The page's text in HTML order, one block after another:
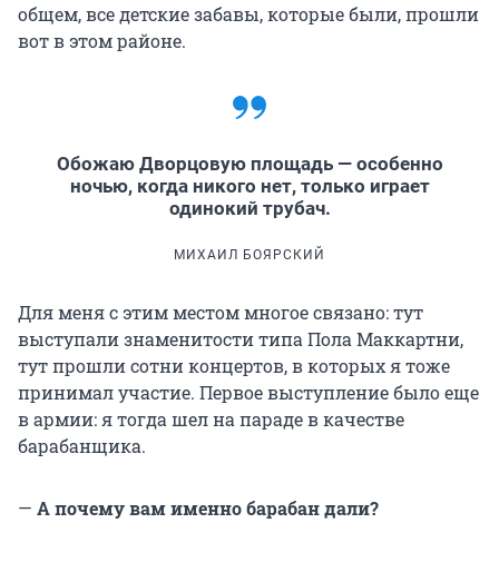
общем, все детские забавы, которые были, прошли
вот в этом районе.
Обожаю Дворцовую площадь — особенно
ночью, когда никого нет, только играет
одинокий трубач.
МИХАИЛ БОЯРСКИЙ
Для меня с этим местом многое связано: тут
выступали знаменитости типа Пола Маккартни,
тут прошли сотни концертов, в которых я тоже
принимал участие. Первое выступление было еще
в армии: я тогда шел на параде в качестве
барабанщика.
— А почему вам именно барабан дали?